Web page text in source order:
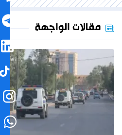
مقالات الواجهة